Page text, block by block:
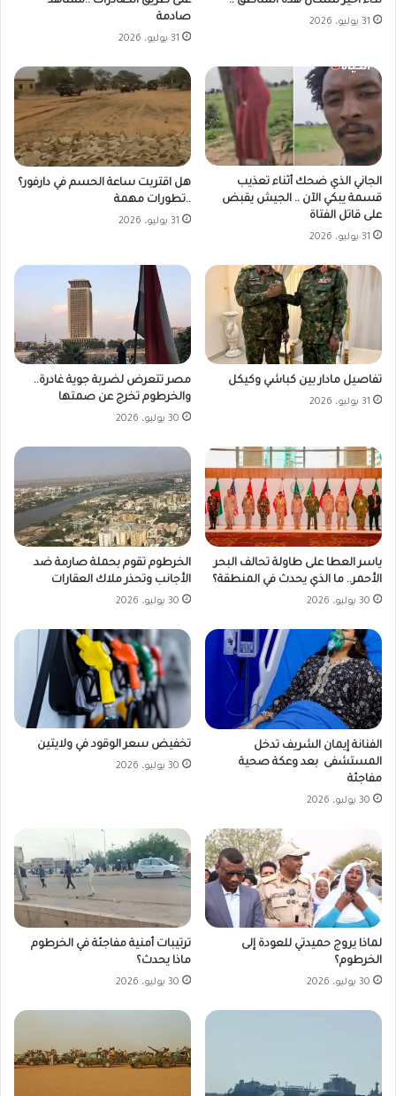
31 يوليو، 2026
صادمة
31 يوليو، 2026
الجاني الذي ضحك أثناء تعذيب
قسمة يبكي الآن .. الجيش يقبض
على قاتل الفتاة
31 يوليو، 2026
هل اقتربت ساعة الحسم في دارفور؟
..تطورات مهمة
31 يوليو، 2026
تفاصيل مادار بين كباشي وكيكل
31 يوليو، 2026
مصر تتعرض لضربة جوية غادرة..
والخرطوم تخرج عن صمتها
30 يوليو، 2026
ياسر العطا على طاولة تحالف البحر
الأحمر.. ما الذي يحدث في المنطقة؟
30 يوليو، 2026
الخرطوم تقوم بحملة صارمة ضد
الأجانب وتحذر ملاك العقارات
30 يوليو، 2026
الفنانة إيمان الشريف تدخل
المستشفى بعد وعكة صحية
مفاجئة
30 يوليو، 2026
تخفيض سعر الوقود في ولايتين
30 يوليو، 2026
لماذا يروج حميدتي للعودة إلى
الخرطوم؟
30 يوليو، 2026
ترتيبات أمنية مفاجئة في الخرطوم
ماذا يحدث؟
30 يوليو، 2026